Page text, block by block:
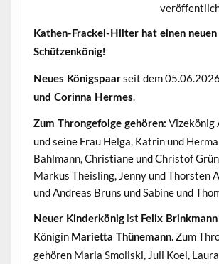
Kathen-Frackel-Hilter hat einen neuen
Schützenkönig!
Neues Königspaarseit dem
und Corinna Hermes.
Zum Throngefolge gehören: Vizekönig
und seine Frau Helga, Katrin und
Bahlmann, Christiane und Christof
Markus Theisling, Jenny und Thorsten
und Andreas Bruns und Sabine und
Neuer Kinderkönigist Felix Brinkmann
Königin Marietta Thünemann. Zum
gehören Marla Smoliski, Juli Koel,